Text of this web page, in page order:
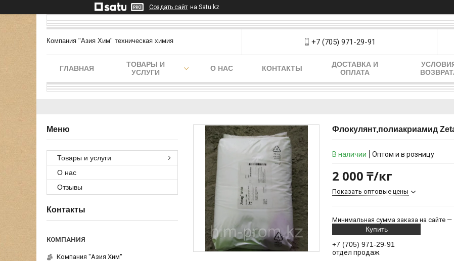
Создать сайт на Satu.kz
Компания "Азия Хим" техническая химия +7 (705) 971-29-91
ГЛАВНАЯ
ТОВАРЫ И
УСЛУГИ
О НАС КОНТАКТЫ
ДОСТАВКА И
ОПЛАТА
Флокулянт,полиакриамид
В наличии Оптом и в розницу
2 000 ₸/кг
Показать оптовые цены
Минимальная сумма заказа на сайте —
Купить
+7 (705) 971-29-91
отдел продаж
Товары и услуги
О нас
Отзывы
Контакты
Компания "Азия Хим"